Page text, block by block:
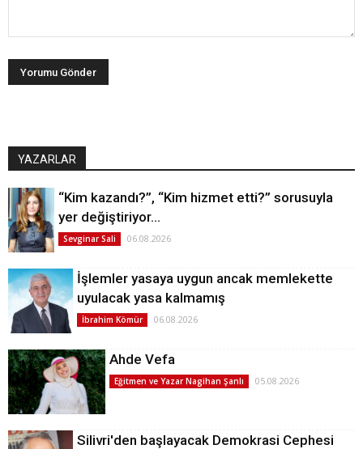
YAZARLAR
“Kim kazandı?”, “Kim hizmet etti?” sorusuyla
yer değiştiriyor…
Sevginar Sali 06.08.2026
İşlemler yasaya uygun ancak memlekette
uyulacak yasa kalmamış
İbrahim Kömür 06.08.2026
Ahde Vefa
Eğitmen ve Yazar Nagihan Şanlı 05.08.2026
Silivri'den başlayacak Demokrasi Cephesi